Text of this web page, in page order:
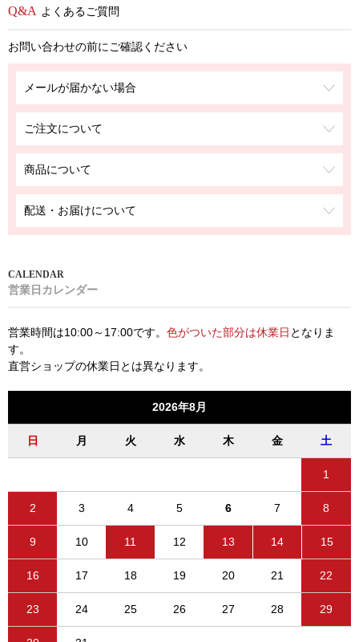
よくあるご質問
お問い合わせの前にご確認ください
メールが届かない場合
ご注文について
商品について
配送・お届けについて
営業日カレンダー
営業時間は10:00～17:00です。 色がついた部分は休業日 となりま
す。
直営ショップの休業日とは異なります。
2026年8月
日 月 火 水 木 金 土
1
2 3 4 5 6 7 8
9 10 11 12 13 14 15
16 17 18 19 20 21 22
23 24 25 26 27 28 29